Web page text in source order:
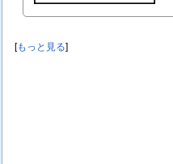
[もっと見る]